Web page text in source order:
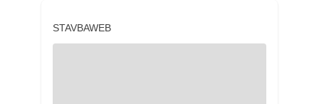
STAVBAWEB